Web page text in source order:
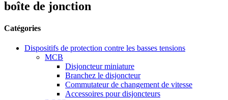
boîte de jonction
Catégories
Dispositifs de protection contre les basses tensions
MCB
Disjoncteur miniature
Branchez le disjoncteur
Commutateur de changement de vitesse
Accessoires pour disjoncteurs